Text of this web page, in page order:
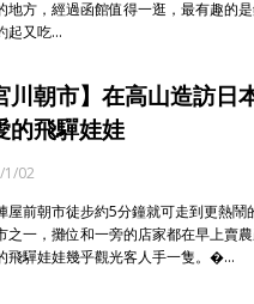
地方，經過函館值得一逛，最有趣的
起又吃…
川朝市】在高山造訪
的飛驒娃娃
1/02
屋前朝市徒步約5分鐘就可走到更熱鬧
之一，攤位和一旁的店家都在早上賣
飛驒娃娃幾乎觀光客人手一隻。�…